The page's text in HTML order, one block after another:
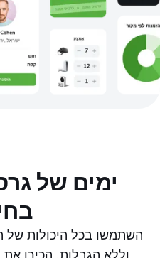
השתמשו בכל היכולות של